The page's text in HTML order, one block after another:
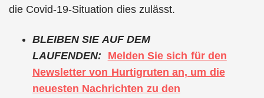
die Covid-19-Situation dies zulässt.
BLEIBEN SIE AUF DEM
LAUFENDEN: Melden Sie sich für den
Newsletter von Hurtigruten an, um die
neuesten Nachrichten zu den